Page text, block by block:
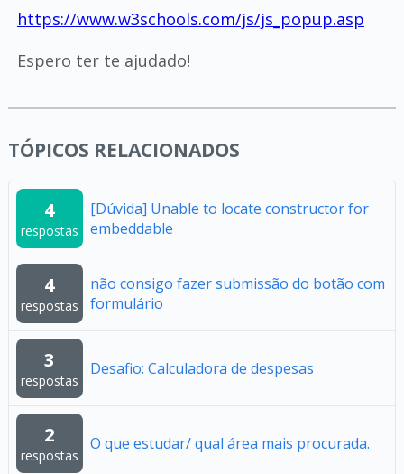
https://www.w3schools.com/js/js_popup.asp
Espero ter te ajudado!
TÓPICOS RELACIONADOS
4
respostas
[Dúvida] Unable to locate constructor for
embeddable
4
respostas
não consigo fazer submissão do botão com
formulário
3
respostas
Desafio: Calculadora de despesas
2
respostas
O que estudar/ qual área mais procurada.